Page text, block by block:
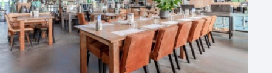
Aantal personen
1 - 50 personen
50 - 100 personen